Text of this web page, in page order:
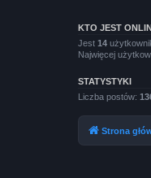
KTO JEST
Jest 14
Najwięcej
STATYSTYKI
Liczba postów:
Strona